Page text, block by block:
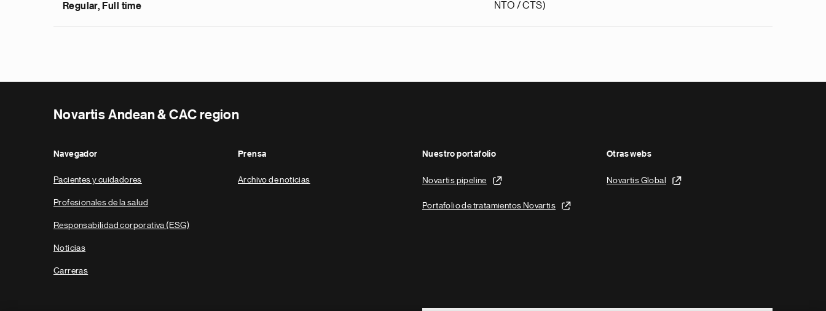
Regular, Full time
NTO / CTS)
Novartis Andean & CAC region
Navegador
Pacientes y cuidadores
Profesionales de la salud
Responsabilidad corporativa (ESG)
Noticias
Carreras
Prensa
Archivo de noticias
Nuestro portafolio
Novartis pipeline
Portafolio de tratamientos Novartis
Otras webs
Novartis Global